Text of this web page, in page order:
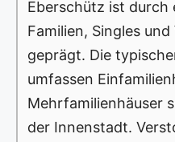
Eberschütz ist durch
Familien, Singles
geprägt. Die
umfassen
Mehrfamilienhäuser
der Innenstadt.